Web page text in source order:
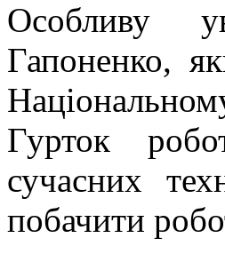
Особливу
Гапоненко,
Гурток
сучасних
побачити